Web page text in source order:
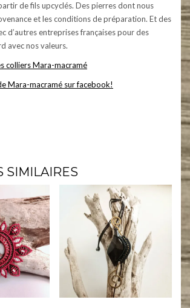
de fils upcyclés. Des pierres dont nous
et les conditions de préparation. Et des
d’autres entreprises françaises pour des
avec nos valeurs.
colliers Mara-macramé
Mara-macramé sur facebook!
SIMILAIRES